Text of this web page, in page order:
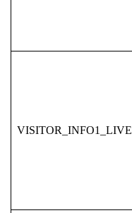
VISITOR_INFO1_LIVE